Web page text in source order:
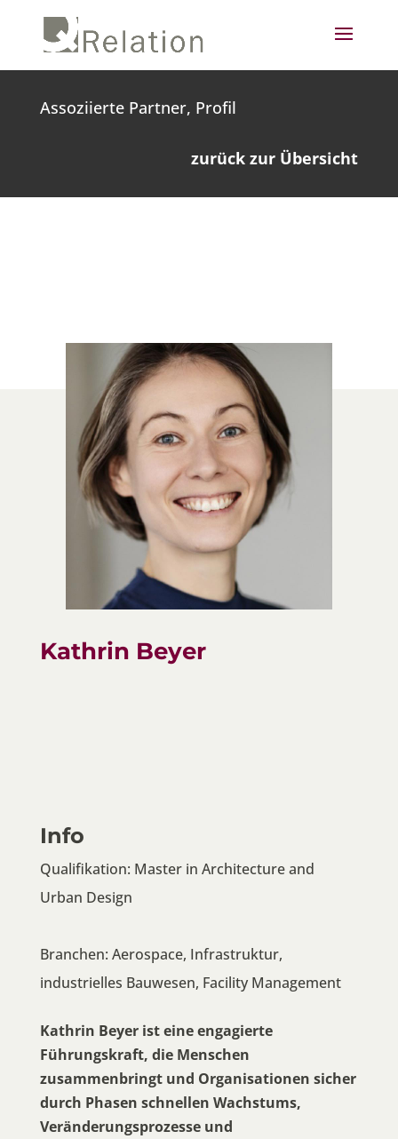
Assoziierte Partner, Profil
zurück zur Übersicht
Kathrin Beyer
Info
Qualifikation: Master in Architecture and
Urban Design
Branchen: Aerospace, Infrastruktur,
industrielles Bauwesen, Facility Management
Kathrin Beyer ist eine engagierte
Führungskraft, die Menschen
zusammenbringt und Organisationen sicher
durch Phasen schnellen Wachstums,
Veränderungsprozesse und